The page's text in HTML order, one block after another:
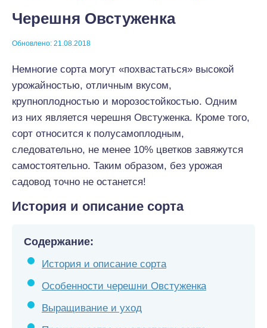
Черешня Овстуженка
Обновлено: 21.08.2018
Немногие сорта могут «похвастаться» высокой
урожайностью, отличным вкусом,
крупноплодностью и морозостойкостью. Одним
из них является черешня Овстуженка. Кроме того,
сорт относится к полусамоплодным,
следовательно, не менее 10% цветков завяжутся
самостоятельно. Таким образом, без урожая
садовод точно не останется!
История и описание сорта
Содержание:
История и описание сорта
Особенности черешни Овстуженка
Выращивание и уход